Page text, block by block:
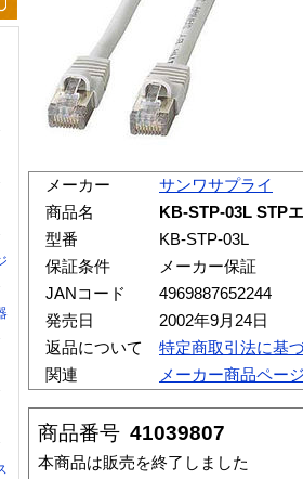
メーカー
サンワサプライ
商品名
KB-STP-03L STP
型番
KB-STP-03L
保証条件
メーカー保証
JANコード
4969887652244
発売日
2002年9月24日
返品について
特定商取引法に基
関連
メーカー商品ペー
商品番号 41039807
本商品は販売を終了しました